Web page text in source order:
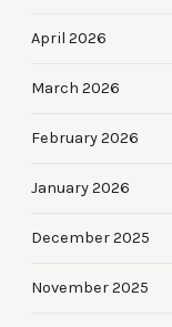
April 2026
March 2026
February 2026
January 2026
December 2025
November 2025